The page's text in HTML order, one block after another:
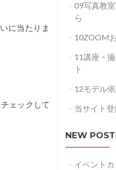
に当たりま
ェックして
09写真教
ら
10ZOOM
11講座・
ト
12モデル
当サイト
NEW POST
イベント